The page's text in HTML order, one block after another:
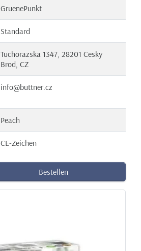
GruenePunkt
Standard
Tuchorazska 1347, 28201 Cesky
Brod, CZ
info@buttner.cz
Peach
CE-Zeichen
Bestellen